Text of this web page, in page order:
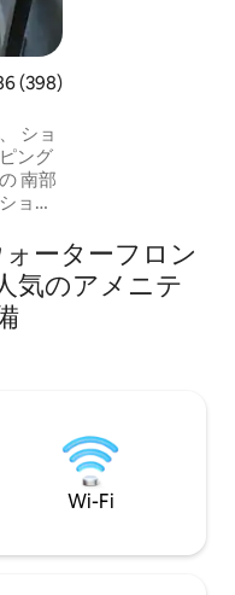
ー398件、5つ星中4.86つ
(398)
ショ
ング
南部
ョッ
ール
ィア
ェム
ョッピ
ジェ
、
施
20レ
ーターフロン
気のアメニテ
Wi-Fi